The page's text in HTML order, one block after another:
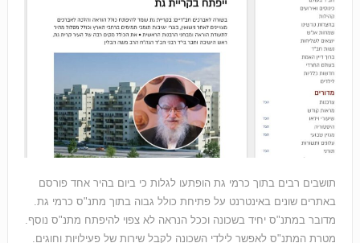
תושבים רבים בתוך כרמי גת הופתעו לגלות כי ביום בהיר אחד פורסם
באתרים שונים באינטרנט על פתיחת כולל גבוה בתוך מתנ"ס כרמי גת.
מדובר במתנ"ס יחיד בשכונה וככל הנראה לא צפוי להיפתח מתנ"ס נוסף.
מטרת המתנ"ס לאפשר לילדי השכונה לקבל שירות של פעילויות וחוגים.